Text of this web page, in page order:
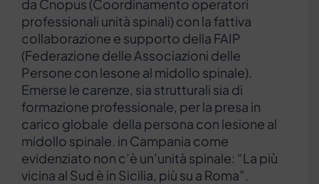
da Cnopus (Coordinamento operatori
professionali unità spinali) con la fattiva
collaborazione e supporto della FAIP
(Federazione delle Associazioni delle
Persone con lesone al midollo spinale).
Emerse le carenze, sia strutturali sia di
formazione professionale, per la presa in
carico globale della persona con lesione al
midollo spinale. in Campania come
evidenziato non c’è un’unità spinale: “La più
vicina al Sud è in Sicilia, più su a Roma”.